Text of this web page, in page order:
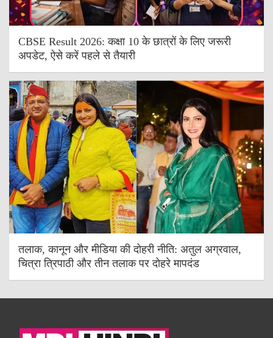
CBSE Result 2026: कक्षा 10 के छात्रों के लिए जरूरी
अपडेट, ऐसे करें पहले से तैयारी
तलाक, कानून और मीडिया की दोहरी नीति: अतुल अग्रवाल,
चित्रा त्रिपाठी और तीन तलाक पर दोहरे मापदंड